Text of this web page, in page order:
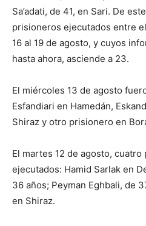
Sa’adati, de 41, en Sari. De
prisioneros ejecutados entre
16 al 19 de agosto, y cuyos
hasta ahora, asciende a 23.
El miércoles 13 de agosto
Esfandiari en Hamedán,
Shiraz y otro prisionero en
El martes 12 de agosto,
ejecutados: Hamid Sarlak en
36 años; Peyman Eghbali, de
en Shiraz.